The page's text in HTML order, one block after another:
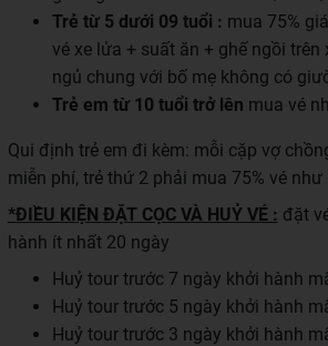
Trẻ từ 5 dưới 09 tuổi : mua 75%
vé xe lửa + suất ăn + ghế ngồi trên
ngủ chung với bố mẹ không có
Trẻ em từ 10 tuổi trở lên mua vé
Qui định trẻ em đi kèm: mỗi cặp vợ
miễn phí, trẻ thứ 2 phải mua 75% vé
*ĐIỀU KIỆN ĐẶT CỌC VÀ HUỶ VÉ : đặt
hành ít nhất 20 ngày
Huỷ tour trước 7 ngày khởi hành
Huỷ tour trước 5 ngày khởi hành
Huỷ tour trước 3 ngày khởi hành